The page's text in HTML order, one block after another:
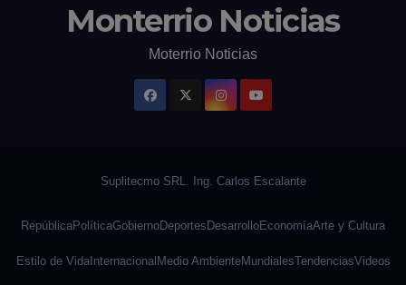
Monterrio Noticias
Moterrio Noticias
RepúblicaPolíticaGobiernoDeportes DesarrolloEconomíaArte y Cultura
Estilo de VidaInternacionalMedio AmbienteMundialesTendenciasVideos